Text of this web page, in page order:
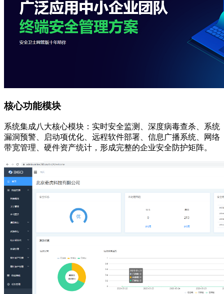
核心功能模块
系统集成八大核心模块：实时安全监测、深度病毒查杀、系统
漏洞预警、启动项优化、远程软件部署、信息广播系统、网络
带宽管理、硬件资产统计，形成完整的企业安全防护矩阵。